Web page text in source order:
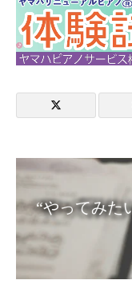
“やってみた